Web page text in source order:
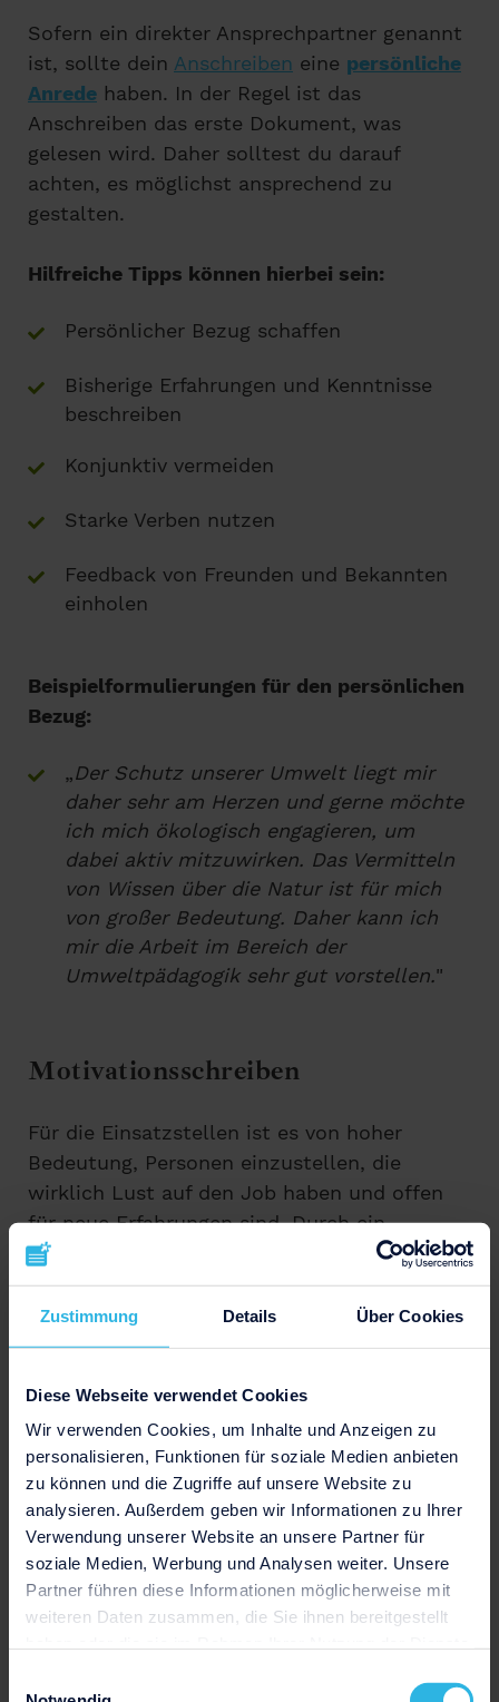
Zustimmung Details Über Cookies
Diese Webseite verwendet Cookies
Wir verwenden Cookies, um Inhalte und Anzeigen zu
personalisieren, Funktionen für soziale Medien anbieten
zu können und die Zugriffe auf unsere Website zu
analysieren. Außerdem geben wir Informationen zu Ihrer
Verwendung unserer Website an unsere Partner für
soziale Medien, Werbung und Analysen weiter. Unsere
Partner führen diese Informationen möglicherweise mit
weiteren Daten zusammen, die Sie ihnen bereitgestellt
Sofern ein direkter Ansprechpartner genannt
ist, sollte dein Anschreiben eine persönliche
Anrede haben. In der Regel ist das
Anschreiben das erste Dokument, was
gelesen wird. Daher solltest du darauf
achten, es möglichst ansprechend zu
gestalten.
Hilfreiche Tipps können hierbei sein:
Persönlicher Bezug schaffen
Bisherige Erfahrungen und Kenntnisse
beschreiben
Konjunktiv vermeiden
Starke Verben nutzen
Feedback von Freunden und Bekannten
einholen
Beispielformulierungen für den persönlichen
Bezug:
„Der Schutz unserer Umwelt liegt mir
daher sehr am Herzen und gerne möchte
ich mich ökologisch engagieren, um
dabei aktiv mitzuwirken. Das Vermitteln
von Wissen über die Natur ist für mich
von großer Bedeutung. Daher kann ich
mir die Arbeit im Bereich der
Umweltpädagogik sehr gut vorstellen."
Motivationsschreiben
Für die Einsatzstellen ist es von hoher
Bedeutung, Personen einzustellen, die
wirklich Lust auf den Job haben und offen
für neue Erfahrungen sind. Durch ein
Motivationsschreiben
erfahren sie bereits am
Anfang der Bewerbung, warum sich ein
Bewerber für ihre Stelle interessiert. Beim
Motivationsschreiben sind also insbesondere
Bewerbung gefragt. Warum möchtest du ein
FÖJ machen? Wieso gerade bei diesem
ausgewählten Träger? Inwiefern passen deine
Person und deine Erfahrungen und
Fähigkeiten zu der Tätigkeit?
Hier einige Leitfragen, an denen du dich
orientieren kannst: